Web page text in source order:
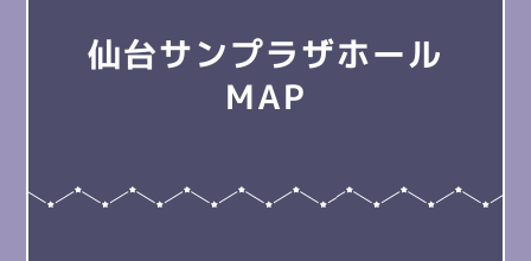
仙台サンプラザホール
MAP